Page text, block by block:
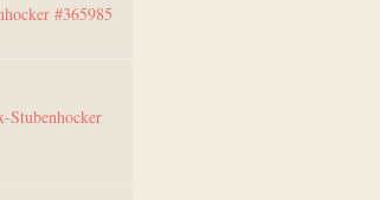
#365985
Stubenhocker